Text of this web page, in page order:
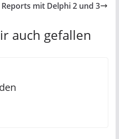
mit Delphi 2 und 3
auch gefallen